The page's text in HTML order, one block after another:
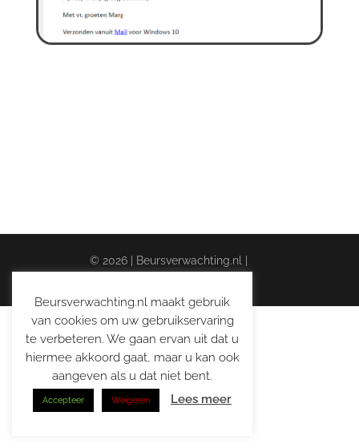
© 2026 | Beursverwachting.nl |
Beursverwachting.nl maakt gebruik
van cookies om uw gebruikservaring
te verbeteren. We gaan ervan uit dat u
hiermee akkoord gaat, maar u kan ook
aangeven als u dat niet bent.
Accepteer Weigeren Lees meer